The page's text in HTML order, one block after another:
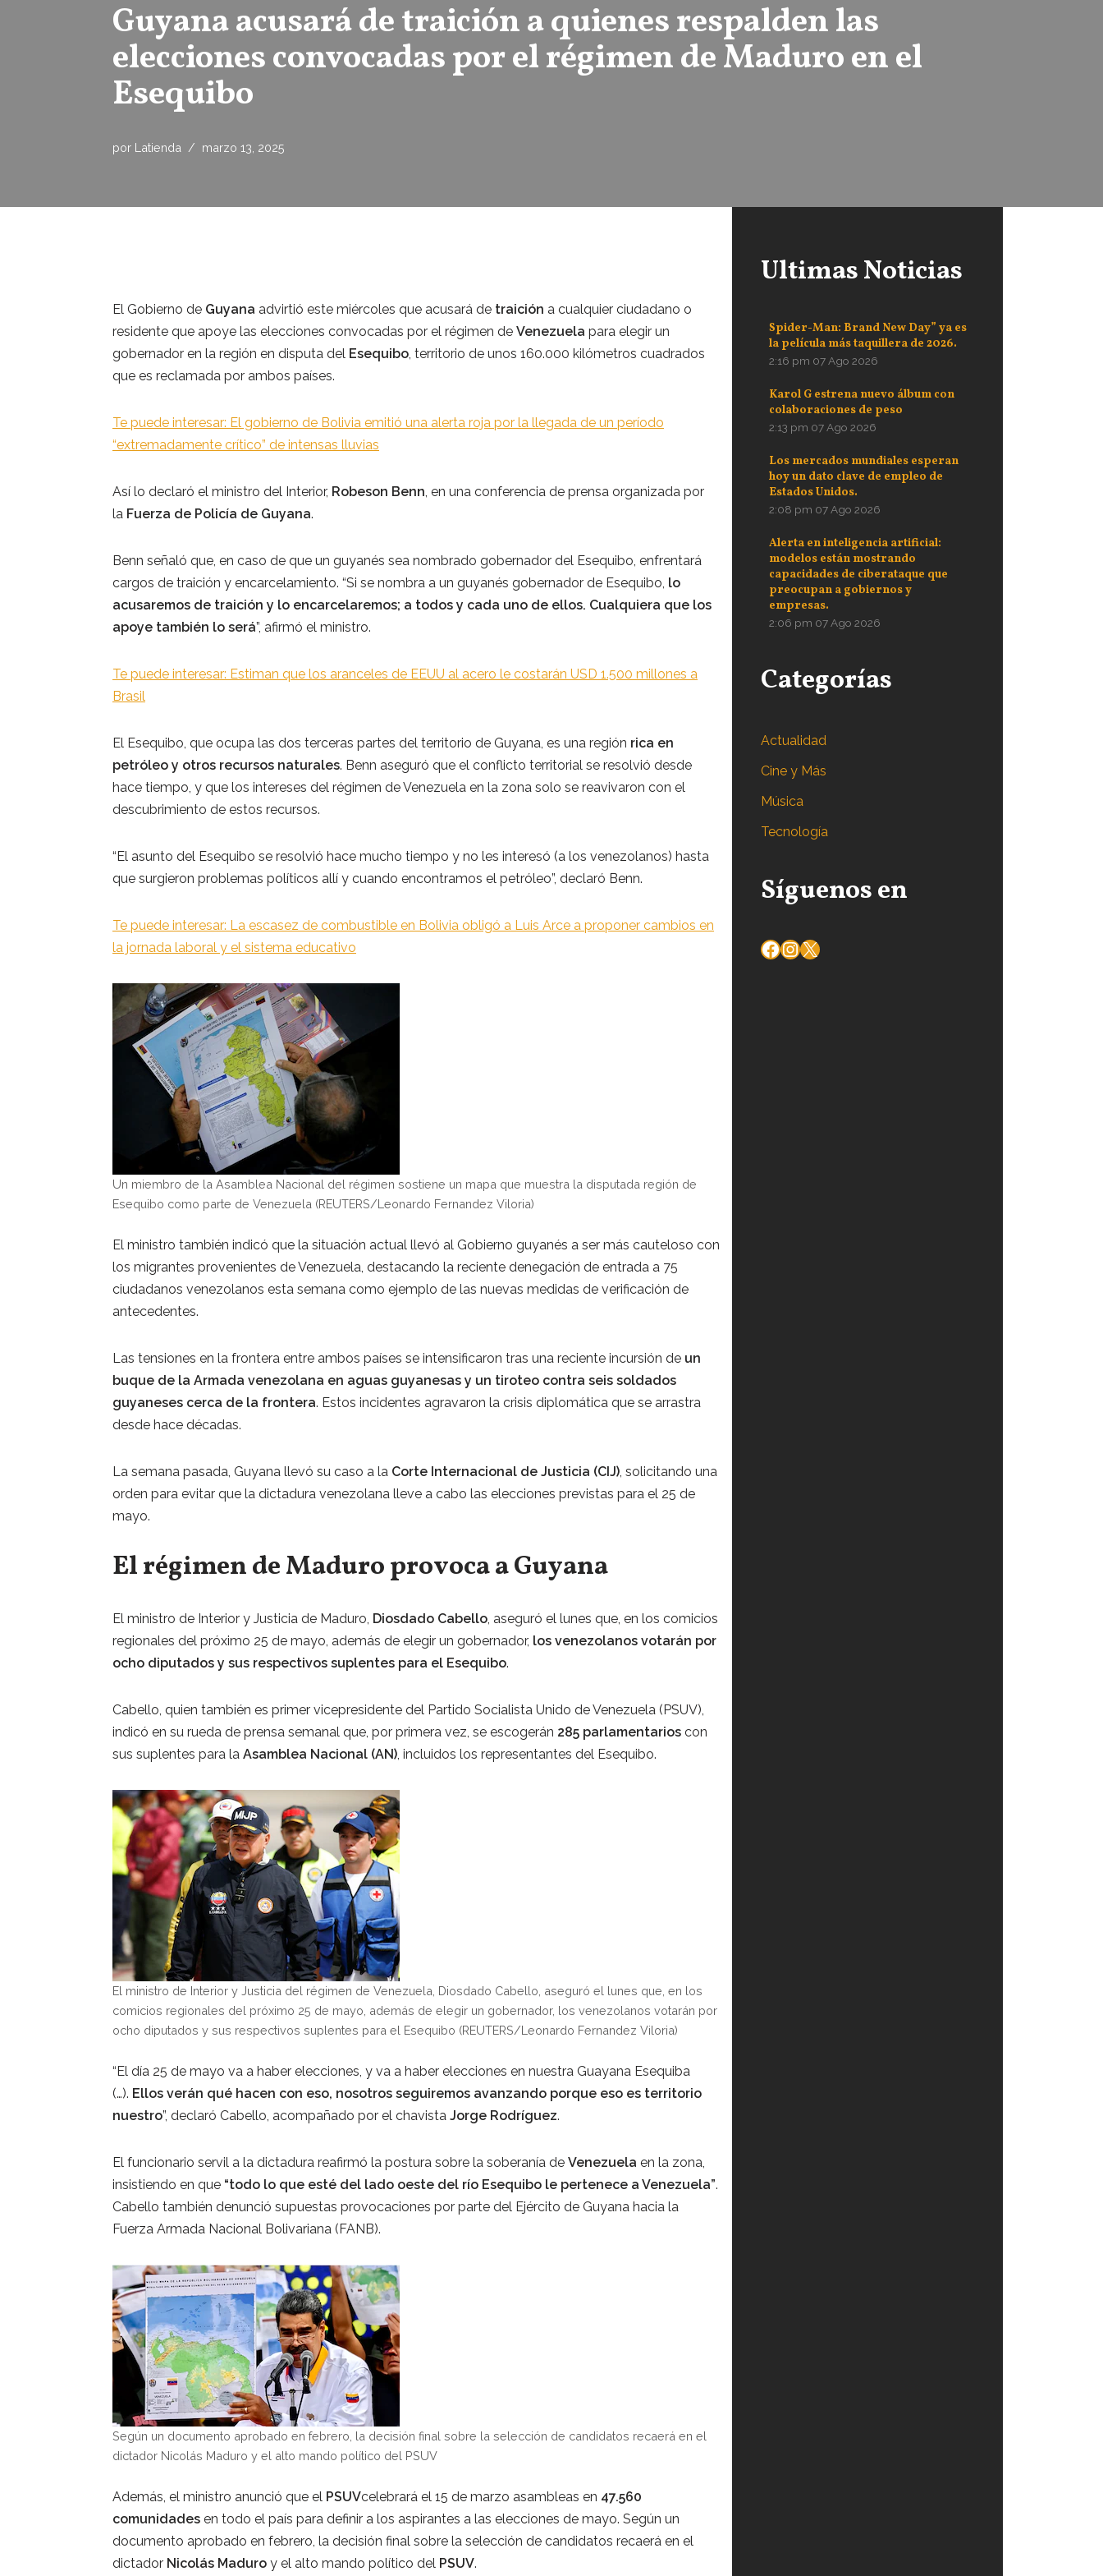
Guyana acusará de traición a quienes respalden las
elecciones convocadas por el régimen de Maduro en el
Esequibo
por Latienda marzo 13, 2025
El Gobierno de Guyana advirtió este miércoles que acusará de traición a cualquier ciudadano o
residente que apoye las elecciones convocadas por el régimen de Venezuela para elegir un
gobernador en la región en disputa del Esequibo, territorio de unos 160.000 kilómetros cuadrados
que es reclamada por ambos países.
Te puede interesar: El gobierno de Bolivia emitió una alerta roja por la llegada de un período
“extremadamente crítico” de intensas lluvias
Así lo declaró el ministro del Interior, Robeson Benn, en una conferencia de prensa organizada por
la Fuerza de Policía de Guyana.
Benn señaló que, en caso de que un guyanés sea nombrado gobernador del Esequibo, enfrentará
cargos de traición y encarcelamiento. “Si se nombra a un guyanés gobernador de Esequibo, lo
acusaremos de traición y lo encarcelaremos; a todos y cada uno de ellos. Cualquiera que los
apoye también lo será”, afirmó el ministro.
Te puede interesar: Estiman que los aranceles de EEUU al acero le costarán USD 1.500 millones a
Brasil
El Esequibo, que ocupa las dos terceras partes del territorio de Guyana, es una región rica en
petróleo y otros recursos naturales. Benn aseguró que el conflicto territorial se resolvió desde
hace tiempo, y que los intereses del régimen de Venezuela en la zona solo se reavivaron con el
descubrimiento de estos recursos.
“El asunto del Esequibo se resolvió hace mucho tiempo y no les interesó (a los venezolanos) hasta
que surgieron problemas políticos allí y cuando encontramos el petróleo”, declaró Benn.
Te puede interesar: La escasez de combustible en Bolivia obligó a Luis Arce a proponer cambios en
la jornada laboral y el sistema educativo
Un miembro de la Asamblea Nacional del régimen sostiene un mapa que muestra la disputada región de
Esequibo como parte de Venezuela (REUTERS/Leonardo Fernandez Viloria)
El ministro también indicó que la situación actual llevó al Gobierno guyanés a ser más cauteloso con
los migrantes provenientes de Venezuela, destacando la reciente denegación de entrada a 75
ciudadanos venezolanos esta semana como ejemplo de las nuevas medidas de verificación de
antecedentes.
Las tensiones en la frontera entre ambos países se intensificaron tras una reciente incursión de un
buque de la Armada venezolana en aguas guyanesas y un tiroteo contra seis soldados
guyaneses cerca de la frontera. Estos incidentes agravaron la crisis diplomática que se arrastra
desde hace décadas.
La semana pasada, Guyana llevó su caso a la Corte Internacional de Justicia (CIJ), solicitando una
orden para evitar que la dictadura venezolana lleve a cabo las elecciones previstas para el 25 de
mayo.
El régimen de Maduro provoca a Guyana
El ministro de Interior y Justicia de Maduro, Diosdado Cabello, aseguró el lunes que, en los comicios
regionales del próximo 25 de mayo, además de elegir un gobernador, los venezolanos votarán por
ocho diputados y sus respectivos suplentes para el Esequibo.
Cabello, quien también es primer vicepresidente del Partido Socialista Unido de Venezuela (PSUV),
indicó en su rueda de prensa semanal que, por primera vez, se escogerán 285 parlamentarios con
sus suplentes para la Asamblea Nacional (AN), incluidos los representantes del Esequibo.
El ministro de Interior y Justicia del régimen de Venezuela, Diosdado Cabello, aseguró el lunes que, en los
comicios regionales del próximo 25 de mayo, además de elegir un gobernador, los venezolanos votarán por
ocho diputados y sus respectivos suplentes para el Esequibo (REUTERS/Leonardo Fernandez Viloria)
“El día 25 de mayo va a haber elecciones, y va a haber elecciones en nuestra Guayana Esequiba
(…). Ellos verán qué hacen con eso, nosotros seguiremos avanzando porque eso es territorio
nuestro”, declaró Cabello, acompañado por el chavista Jorge Rodríguez.
El funcionario servil a la dictadura reafirmó la postura sobre la soberanía de Venezuela en la zona,
insistiendo en que “todo lo que esté del lado oeste del río Esequibo le pertenece a Venezuela”.
Cabello también denunció supuestas provocaciones por parte del Ejército de Guyana hacia la
Fuerza Armada Nacional Bolivariana (FANB).
Según un documento aprobado en febrero, la decisión final sobre la selección de candidatos recaerá en el
dictador Nicolás Maduro y el alto mando político del PSUV
Además, el ministro anunció que el PSUVcelebrará el 15 de marzo asambleas en 47.560
comunidades en todo el país para definir a los aspirantes a las elecciones de mayo. Según un
documento aprobado en febrero, la decisión final sobre la selección de candidatos recaerá en el
dictador Nicolás Maduro y el alto mando político del PSUV.
Ultimas Noticias
Spider-Man: Brand New Day” ya es
la película más taquillera de 2026.
2:16 pm 07 Ago 2026
Karol G estrena nuevo álbum con
colaboraciones de peso
2:13 pm 07 Ago 2026
Los mercados mundiales esperan
hoy un dato clave de empleo de
Estados Unidos.
2:08 pm 07 Ago 2026
Alerta en inteligencia artificial:
modelos están mostrando
capacidades de ciberataque que
preocupan a gobiernos y
empresas.
2:06 pm 07 Ago 2026
Categorías
Actualidad
Cine y Más
Música
Tecnología
Síguenos en